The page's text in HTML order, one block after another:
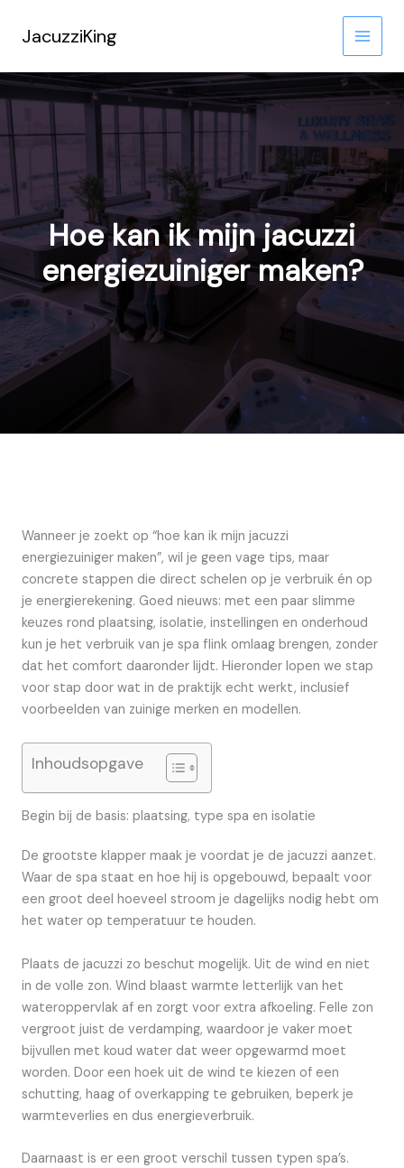
inhoud
JacuzziKing
Hoe kan ik mijn jacuzzi
energiezuiniger maken?
Wanneer je zoekt op “hoe kan ik mijn jacuzzi
energiezuiniger maken”, wil je geen vage tips, maar
concrete stappen die direct schelen op je verbruik én op
je energierekening. Goed nieuws: met een paar slimme
keuzes rond plaatsing, isolatie, instellingen en onderhoud
kun je het verbruik van je spa flink omlaag brengen, zonder
dat het comfort daaronder lijdt. Hieronder lopen we stap
voor stap door wat in de praktijk echt werkt, inclusief
voorbeelden van zuinige merken en modellen.
Inhoudsopgave
Begin bij de basis: plaatsing, type spa en isolatie
De grootste klapper maak je voordat je de jacuzzi aanzet.
Waar de spa staat en hoe hij is opgebouwd, bepaalt voor
een groot deel hoeveel stroom je dagelijks nodig hebt om
het water op temperatuur te houden.
Plaats de jacuzzi zo beschut mogelijk. Uit de wind en niet
in de volle zon. Wind blaast warmte letterlijk van het
wateroppervlak af en zorgt voor extra afkoeling. Felle zon
vergroot juist de verdamping, waardoor je vaker moet
bijvullen met koud water dat weer opgewarmd moet
worden. Door een hoek uit de wind te kiezen of een
schutting, haag of overkapping te gebruiken, beperk je
warmteverlies en dus energieverbruik.
Daarnaast is er een groot verschil tussen typen spa’s.